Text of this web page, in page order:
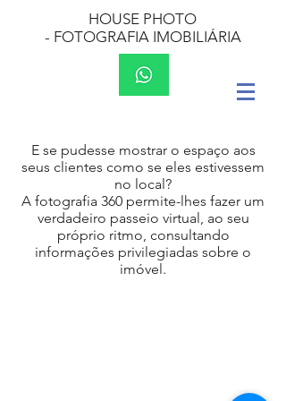
HOUSE PHOTO
- FOTOGRAFIA IMOBILIÁRIA
E se pudesse mostrar o espaço aos
seus clientes como se eles estivessem
no local?
A fotografia 360 permite-lhes fazer um
verdadeiro passeio virtual, ao seu
próprio ritmo, consultando
informações privilegiadas sobre o
imóvel.